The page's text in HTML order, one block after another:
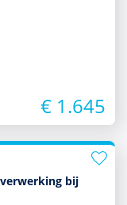
€ 1.645
bij